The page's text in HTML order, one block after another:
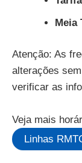
Meia
Atenção: As
alterações
verificar as
Veja mais
Linhas